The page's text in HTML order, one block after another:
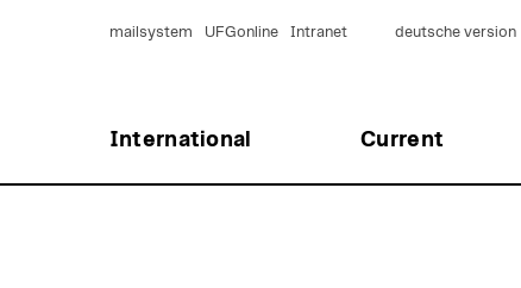
International Current
mailsystem UFGonline Intranet deutsche version